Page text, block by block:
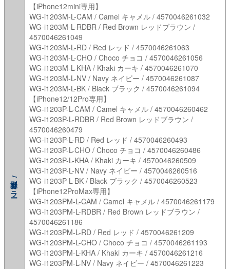
型番/カラー
【iPhone12mini専用】
WG-i1203M-L-CAM / Camel キャメル / 4570046261032
WG-i1203M-L-RDBR / Red Brown レッドブラウン /
4570046261049
WG-i1203M-L-RD / Red レッド / 4570046261063
WG-i1203M-L-CHO / Choco チョコ / 4570046261056
WG-i1203M-L-KHA / Khaki カーキ / 4570046261070
WG-i1203M-L-NV / Navy ネイビー / 4570046261087
WG-i1203M-L-BK / Black ブラック / 4570046261094
【iPhone12/12Pro専用】
WG-i1203P-L-CAM / Camel キャメル / 4570046260462
WG-i1203P-L-RDBR / Red Brown レッドブラウン /
4570046260479
WG-i1203P-L-RD / Red レッド / 4570046260493
WG-i1203P-L-CHO / Choco チョコ / 4570046260486
WG-i1203P-L-KHA / Khaki カーキ / 4570046260509
WG-i1203P-L-NV / Navy ネイビー / 4570046260516
WG-i1203P-L-BK / Black ブラック / 4570046260523
【iPhone12ProMax専用】
WG-i1203PM-L-CAM / Camel キャメル / 4570046261179
WG-i1203PM-L-RDBR / Red Brown レッドブラウン /
4570046261186
WG-i1203PM-L-RD / Red レッド / 4570046261209
WG-i1203PM-L-CHO / Choco チョコ / 4570046261193
WG-i1203PM-L-KHA / Khaki カーキ / 4570046261216
WG-i1203PM-L-NV / Navy ネイビー / 4570046261223